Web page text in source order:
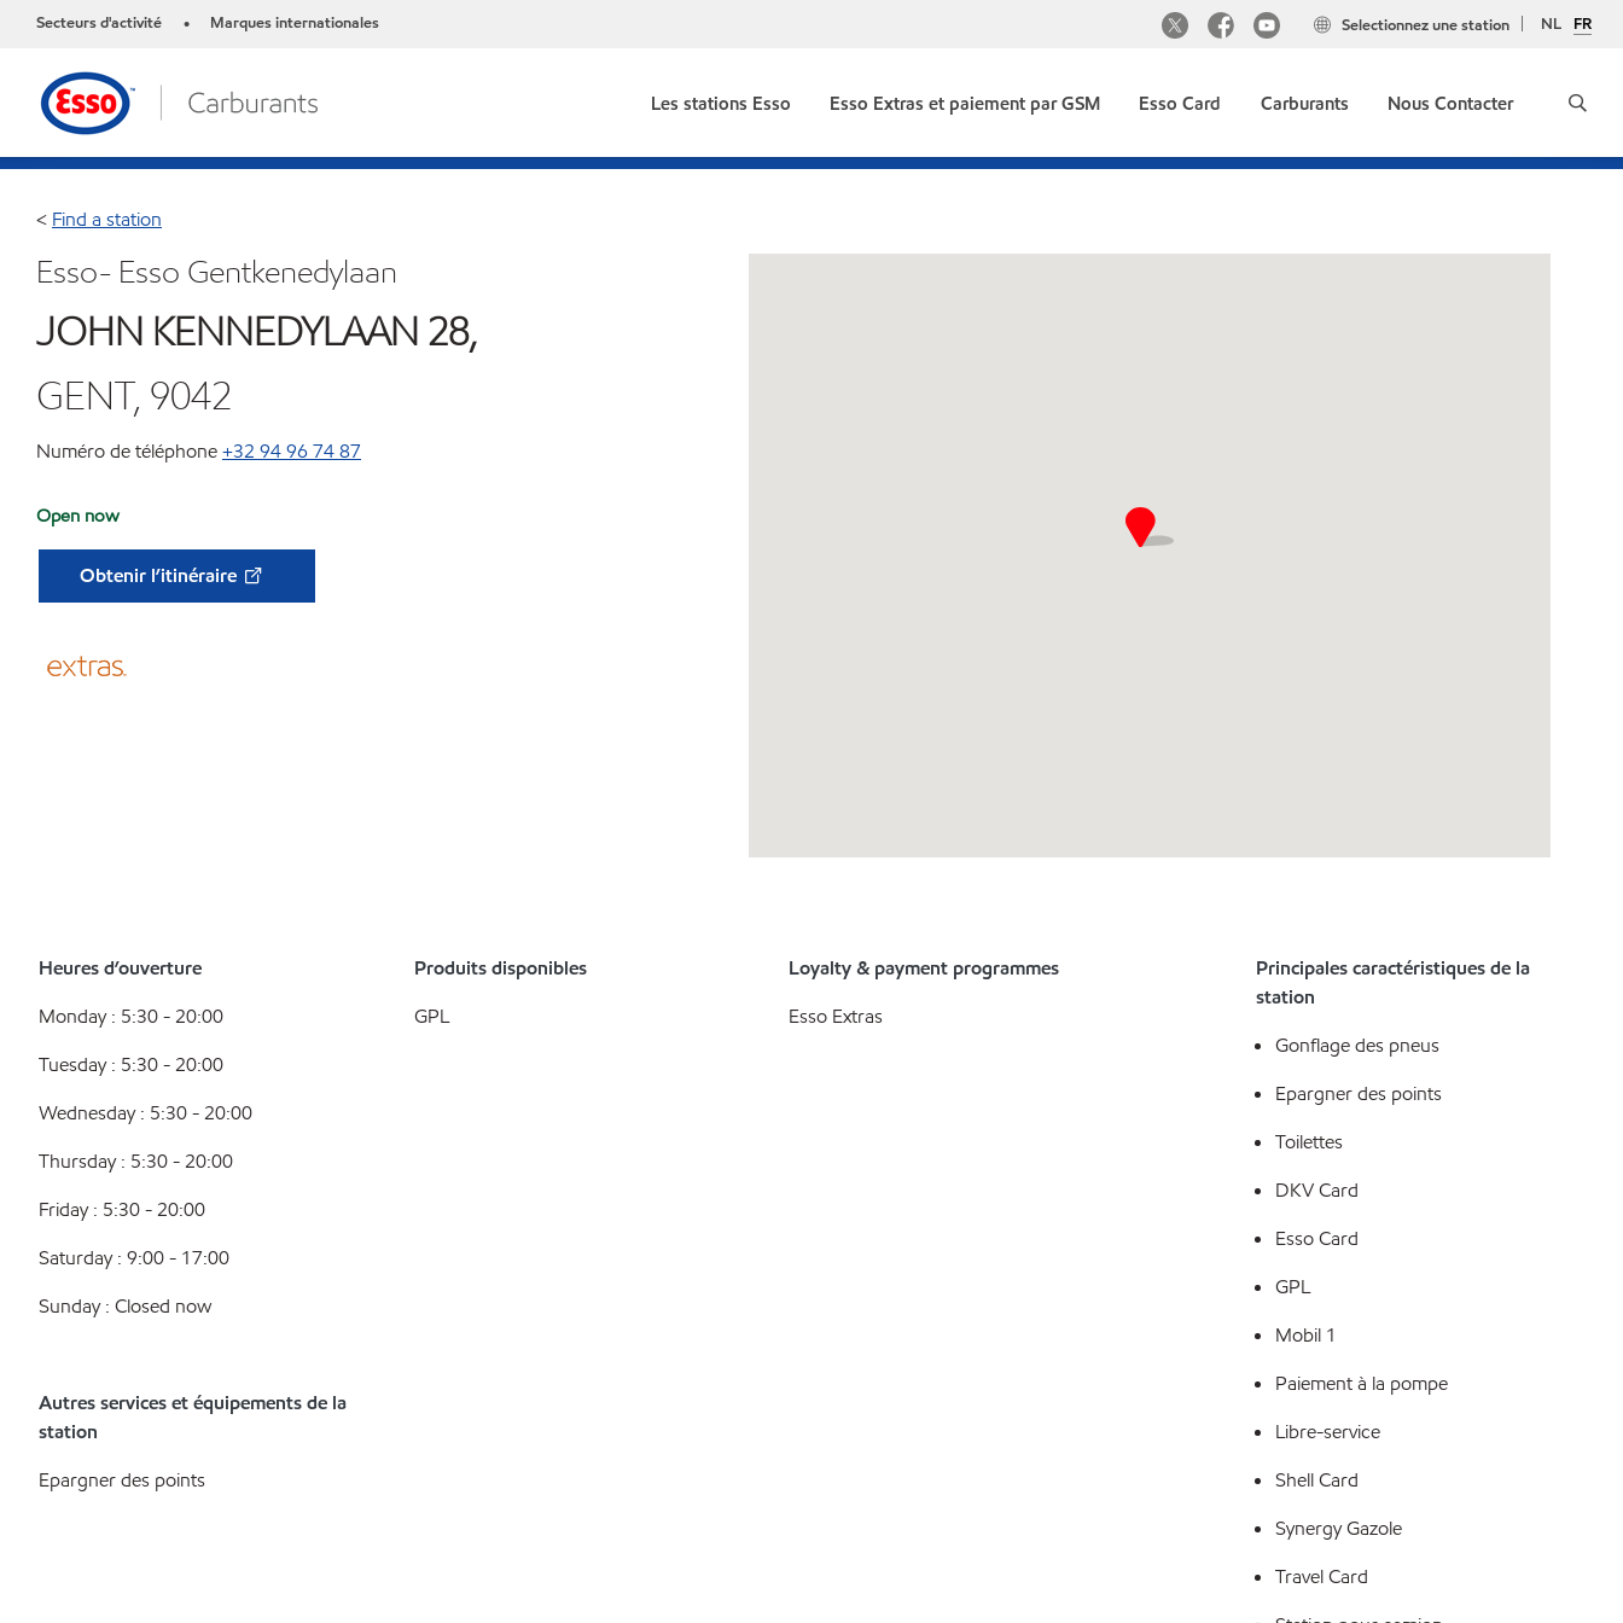
Secteurs d'activité • Marques internationales NL FR
Selectionnez une station
Les stations Esso Esso Extras et paiement par GSM Esso Card Carburants Nous Contacter
< Find a station
Esso- Esso Gentkenedylaan
JOHN KENNEDYLAAN 28,
GENT, 9042
Numéro de téléphone+32 94 96 74 87
Open now
Obtenir l’itinéraire
Heures d’ouverture
Monday : 5:30 - 20:00
Tuesday : 5:30 - 20:00
Wednesday : 5:30 - 20:00
Thursday : 5:30 - 20:00
Friday : 5:30 - 20:00
Saturday : 9:00 - 17:00
Sunday : Closed now
Produits disponibles
GPL
Loyalty & payment programmes
Esso Extras
Autres services et équipements de la
station
Epargner des points
Principales caractéristiques de la
station
Gonflage des pneus
Epargner des points
Toilettes
DKV Card
Esso Card
GPL
Mobil 1
Paiement à la pompe
Libre-service
Shell Card
Synergy Gazole
Travel Card